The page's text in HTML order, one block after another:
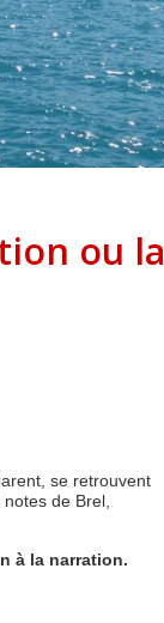
ou la
se retrouvent
de Brel,
à la narration.